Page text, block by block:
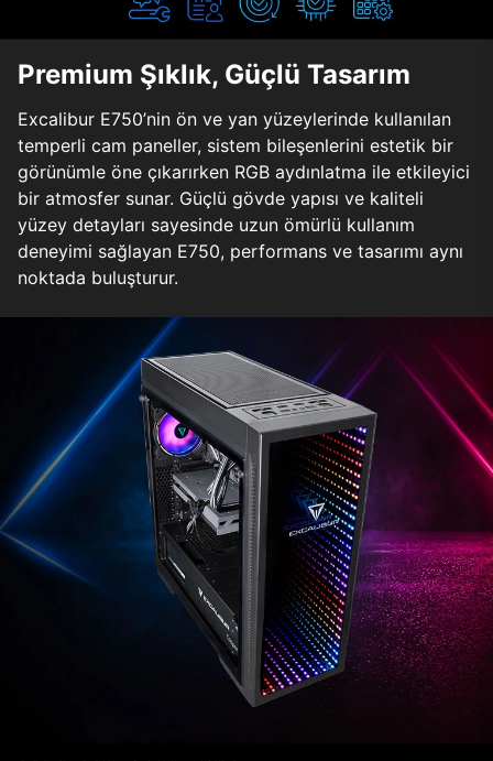
Premium Şıklık, Güçlü Tasarım
Excalibur E750’nin ön ve yan yüzeylerinde kullanılan
temperli cam paneller, sistem bileşenlerini estetik bir
görünümle öne çıkarırken RGB aydınlatma ile etkileyici
bir atmosfer sunar. Güçlü gövde yapısı ve kaliteli
yüzey detayları sayesinde uzun ömürlü kullanım
deneyimi sağlayan E750, performans ve tasarımı aynı
noktada buluşturur.